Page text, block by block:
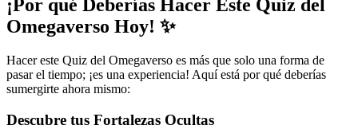
¡Por qué Deberías Hacer Este Quiz del
Omegaverso Hoy! ✨
Hacer este Quiz del Omegaverso es más que solo una forma de
pasar el tiempo; ¡es una experiencia! Aquí está por qué deberías
sumergirte ahora mismo:
Descubre tus Fortalezas Ocultas